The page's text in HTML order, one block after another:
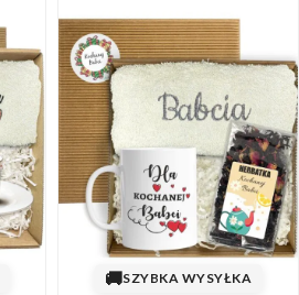
🚚SZYBKA WYSYŁKA